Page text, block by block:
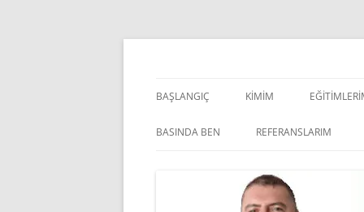
İçeriğe
BAŞLANGIÇ KIMIM
BASINDA BEN REFERANSLARIM